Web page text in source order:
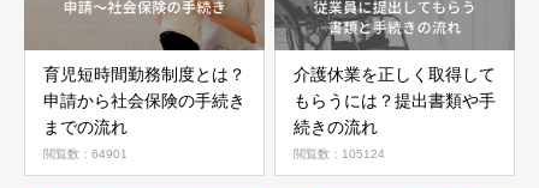
育児短時間勤務制度とは？
申請から社会保険の手続き
までの流れ
閲覧数：64901
介護休業を正しく取得して
もらうには？提出書類や手
続きの流れ
閲覧数：105124